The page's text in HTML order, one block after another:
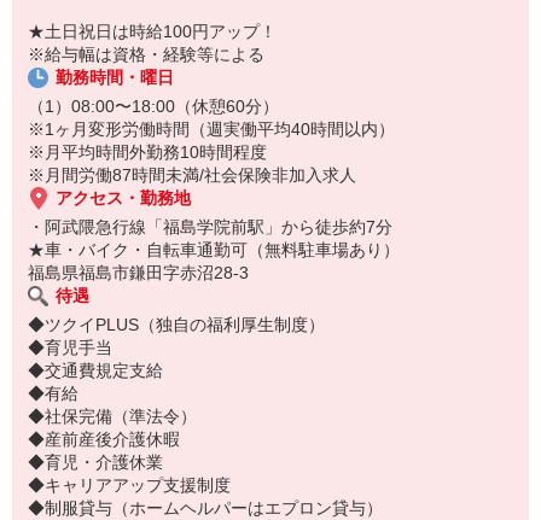
★土日祝日は時給100円アップ！
※給与幅は資格・経験等による
勤務時間・曜日
（1）08:00〜18:00（休憩60分）
※1ヶ月変形労働時間（週実働平均40時間以内）
※月平均時間外勤務10時間程度
※月間労働87時間未満/社会保険非加入求人
アクセス・勤務地
・阿武隈急行線「福島学院前駅」から徒歩約7分
★車・バイク・自転車通勤可（無料駐車場あり）
福島県福島市鎌田字赤沼28-3
待遇
◆ツクイPLUS（独自の福利厚生制度）
◆育児手当
◆交通費規定支給
◆有給
◆社保完備（準法令）
◆産前産後介護休暇
◆育児・介護休業
◆キャリアアップ支援制度
◆制服貸与（ホームヘルパーはエプロン貸与）